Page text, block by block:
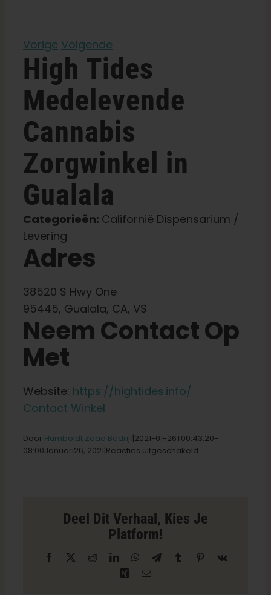
Druk op
Over
Pheno jagen
Behoud van Caribische genetica
Neem contact op met
Winkel op
Nederlands
Zoeken:
Vorige Volgende
High Tides
Medelevende
Cannabis
Zorgwinkel in
Gualala
Categorieën: Californië Dispensarium /
Levering
Adres
38520 S Hwy One
95445, Gualala, CA, VS
Neem Contact Op
Met
Website: https://hightides.info/
Contact Winkel
Door Humboldt Zaad Bedrijf|2021-01-26T00:43:20-
08:00Januari26, 2021|Reacties uitgeschakeld
Care
Store
Deel Dit Verhaal, Kies Je
Platform!
Facebook RedditLinkedInWhatsApp
TelegramTumblr Pinterest
Vk
Xing E-